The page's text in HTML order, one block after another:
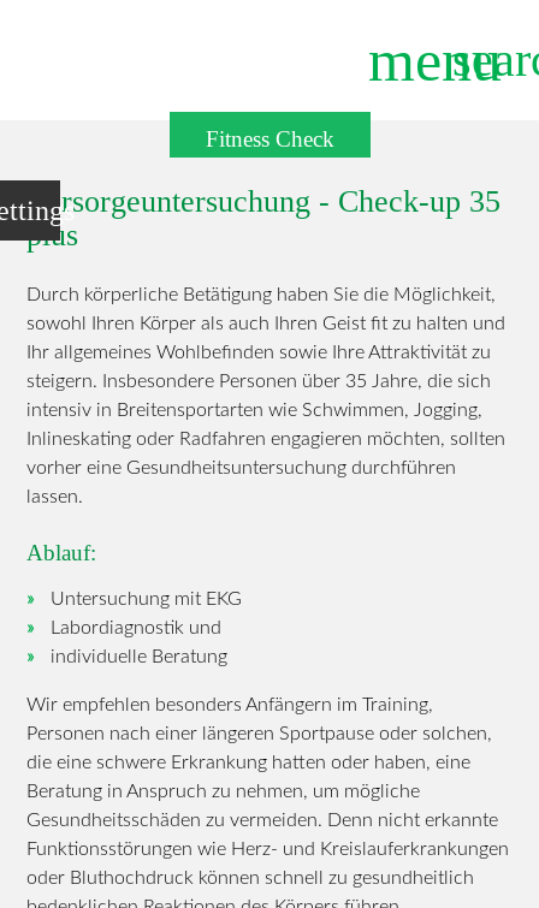
menu
Suchbegriffe
Fitness Check
Vorsorgeuntersuchung - Check-up 35
plus
Durch körperliche Betätigung haben Sie die Möglichkeit,
sowohl Ihren Körper als auch Ihren Geist fit zu halten und
Ihr allgemeines Wohlbefinden sowie Ihre Attraktivität zu
steigern. Insbesondere Personen über 35 Jahre, die sich
intensiv in Breitensportarten wie Schwimmen, Jogging,
Inlineskating oder Radfahren engagieren möchten, sollten
vorher eine Gesundheitsuntersuchung durchführen
lassen.
Ablauf:
Untersuchung mit EKG
Labordiagnostik und
individuelle Beratung
Wir empfehlen besonders Anfängern im Training,
Personen nach einer längeren Sportpause oder solchen,
die eine schwere Erkrankung hatten oder haben, eine
Beratung in Anspruch zu nehmen, um mögliche
Gesundheitsschäden zu vermeiden. Denn nicht erkannte
Funktionsstörungen wie Herz- und Kreislauferkrankungen
oder Bluthochdruck können schnell zu gesundheitlich